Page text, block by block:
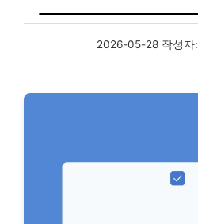
2026-05-28 작성자: